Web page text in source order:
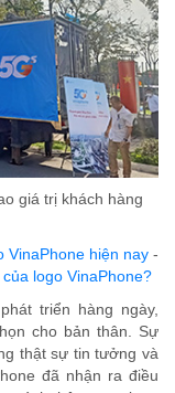
giá trị khách hàng
VinaPhone hiện nay -
logo VinaPhone?
triển hàng ngày,
cho bản thân. Sự
thật sự tin tưởng và
đã nhận ra điều